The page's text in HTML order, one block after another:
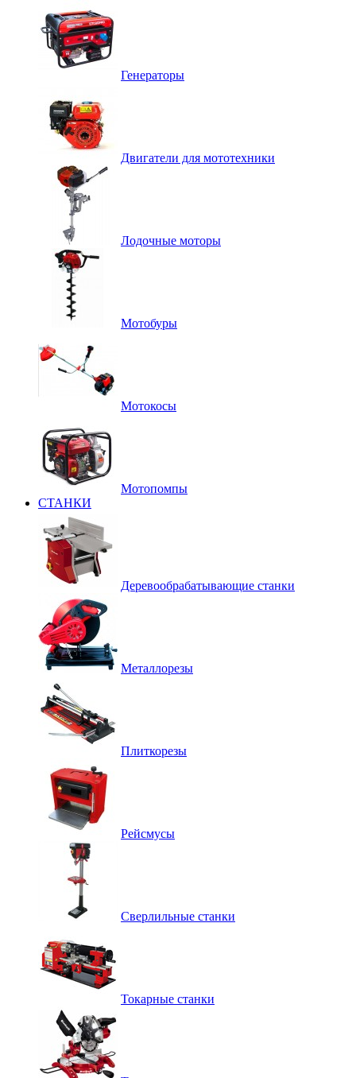
Генераторы
Двигатели для мототехники
Лодочные моторы
Мотобуры
Мотокосы
Мотопомпы
СТАНКИ
Деревообрабатывающие станки
Металлорезы
Плиткорезы
Рейсмусы
Сверлильные станки
Токарные станки